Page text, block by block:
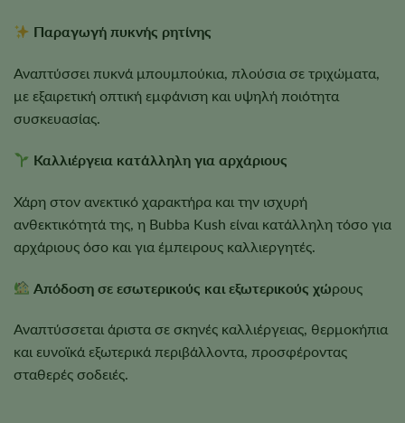
Παραγωγή πυκνής ρητίνης
Αναπτύσσει πυκνά μπουμπούκια, πλούσια σε τριχώματα,
με εξαιρετική οπτική εμφάνιση και υψηλή ποιότητα
συσκευασίας.
Καλλιέργεια κατάλληλη για αρχάριους
Χάρη στον ανεκτικό χαρακτήρα και την ισχυρή
ανθεκτικότητά της, η Bubba Kush είναι κατάλληλη τόσο για
αρχάριους όσο και για έμπειρους καλλιεργητές.
Απόδοση σε εσωτερικούς και εξωτερικούς χώρους
Αναπτύσσεται άριστα σε σκηνές καλλιέργειας, θερμοκήπια
και ευνοϊκά εξωτερικά περιβάλλοντα, προσφέροντας
σταθερές σοδειές.